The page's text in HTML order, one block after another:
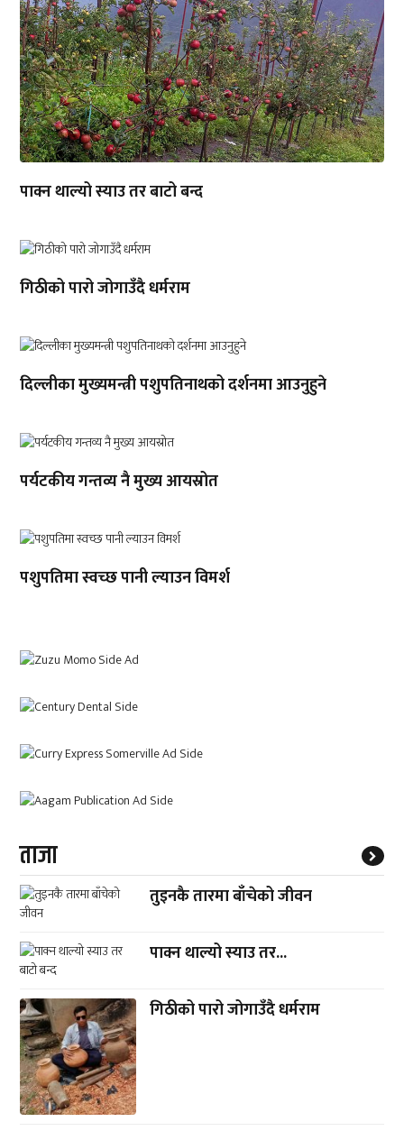
पाक्न थाल्यो स्याउ तर बाटो बन्द
गिठीको पारो जोगाउँदै धर्मराम
दिल्लीका मुख्यमन्त्री पशुपतिनाथको दर्शनमा आउनुहुने
पर्यटकीय गन्तव्य नै मुख्य आयस्रोत
पशुपतिमा स्वच्छ पानी ल्याउन विमर्श
ताजा
तुइनकै तारमा बाँचेको जीवन
पाक्न थाल्यो स्याउ तर...
गिठीको पारो जोगाउँदै धर्मराम